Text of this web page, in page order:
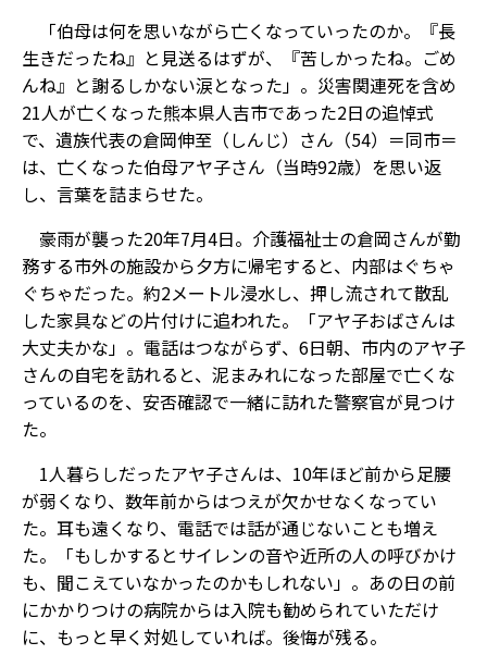
「伯母は何を思いながら亡くなっていったのか。『長
生きだったね』と見送るはずが、『苦しかったね。ごめ
んね』と謝るしかない涙となった」。災害関連死を含め
21人が亡くなった熊本県人吉市であった2日の追悼式
で、遺族代表の倉岡伸至（しんじ）さん（54）＝同市＝
は、亡くなった伯母アヤ子さん（当時92歳）を思い返
し、言葉を詰まらせた。
豪雨が襲った20年7月4日。介護福祉士の倉岡さんが勤
務する市外の施設から夕方に帰宅すると、内部はぐちゃ
ぐちゃだった。約2メートル浸水し、押し流されて散乱
した家具などの片付けに追われた。「アヤ子おばさんは
大丈夫かな」。電話はつながらず、6日朝、市内のアヤ子
さんの自宅を訪れると、泥まみれになった部屋で亡くな
っているのを、安否確認で一緒に訪れた警察官が見つけ
た。
1人暮らしだったアヤ子さんは、10年ほど前から足腰
が弱くなり、数年前からはつえが欠かせなくなってい
た。耳も遠くなり、電話では話が通じないことも増え
た。「もしかするとサイレンの音や近所の人の呼びかけ
も、聞こえていなかったのかもしれない」。あの日の前
にかかりつけの病院からは入院も勧められていただけ
に、もっと早く対処していれば――。後悔が残る。